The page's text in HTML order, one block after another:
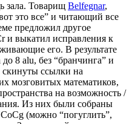
зала. Товарищ Belfegnar,
это все” и читающий все
предложил другое
и выкатил исправления к
его. В результате
8 alu, без “бранчинга” и
ссылки на
мозговитых математиков,
на возможность /
Из них были собраны
(можно “погуглить”,